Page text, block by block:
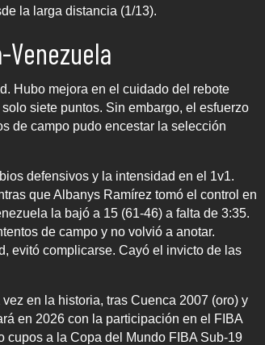
la larga distancia (1/13).
Hubo mejora en el cuidado del rebote
siete puntos. Sin embargo, el esfuerzo
de campo pudo encestar la selección
defensivos y la intensidad en el 1v1.
que Albanys Ramírez tomó el control en
la bajó a 15 (61-46) a falta de 3:35.
de campo y no volvió a anotar.
evitó complicarse. Cayó el invicto de las
en la historia, tras Cuenca 2007 (oro) y
en 2026 con la participación en el FIBA
cupos a la Copa del Mundo FIBA Sub-19